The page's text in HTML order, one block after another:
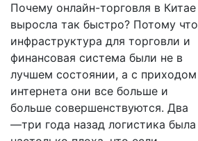
Почему онлайн-торговля в Китае
выросла так быстро? Потому что
инфраструктура для торговли и
финансовая система были не в
лучшем состоянии, а с приходом
интернета они все больше и
больше совершенствуются. Два
—три года назад логистика была